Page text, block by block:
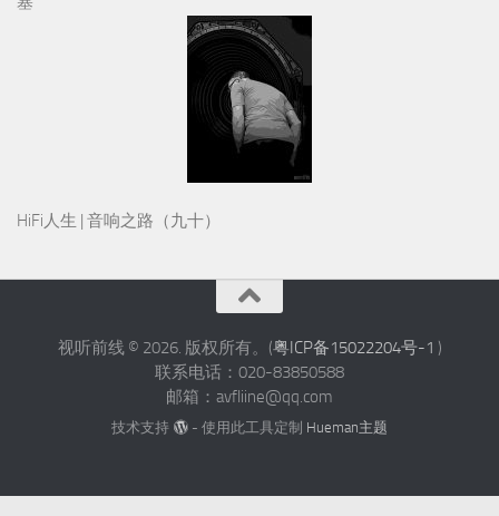
联系电话：020-83850588
技术支持 - 使用此工具定制Hueman主题